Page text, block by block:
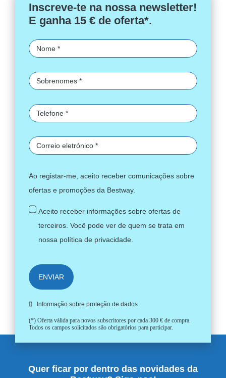
Inscreve-te na nossa newsletter!
E ganha 15 € de oferta*.
Ao registar-me, aceito receber comunicações sobre
ofertas e promoções da Bestway.
Aceito receber informações sobre ofertas de
terceiros. Você pode ver de quem se trata em
nossa política de privacidade.
ENVIAR
Informação sobre proteção de dados
(*) Oferta válida para novos subscritores por cada 300 € de compra.
Todos os campos solicitados são obrigatórios para participar.
Quer ficar por dentro das novidades da